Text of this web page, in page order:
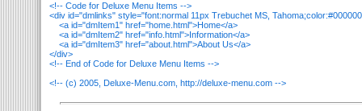
<!-- Code for Deluxe Menu Items -->
<div id="dmlinks" style="font:normal 11px Trebuchet MS,
<a id="dmItem1" href="home.html">Home</a>
<a id="dmItem2" href="info.html">Information</a>
<a id="dmItem3" href="about.html">About Us</a>
</div>
<!-- End of Code for Deluxe Menu Items -->
<!-- (c) 2005, Deluxe-Menu.com, http://deluxe-menu.com -->